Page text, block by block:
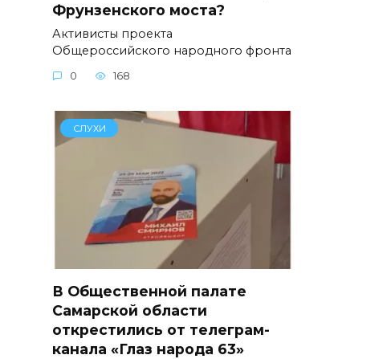
Фрунзенского моста?
Активисты проекта
Общероссийского народного фронта
0 168
СЛУХИ
В Общественной палате
Самарской области
открестились от телеграм-
канала «Глаз народа 63»